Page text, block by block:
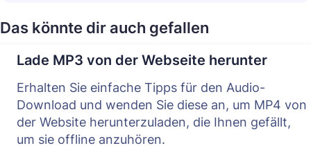
Das könnte dir auch gefallen
Lade MP3 von der Webseite herunter
Erhalten Sie einfache Tipps für den Audio-
Download und wenden Sie diese an, um MP4 von
der Website herunterzuladen, die Ihnen gefällt,
um sie offline anzuhören.